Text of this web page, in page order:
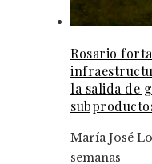
Rosario
la salida de
María José
semanas